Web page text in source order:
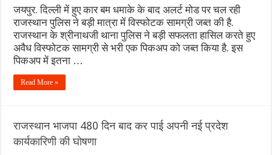
जयपुर. दिल्ली में हुए कार बम धमाके के बाद अलर्ट मोड पर चल रही
राजस्थान पुलिस ने बड़ी मात्रा में विस्फोटक सामग्री जब्त की है.
राजस्थान के श्रीनाथजी थाना पुलिस ने बड़ी सफलता हासिल करते हुए
अवैध विस्फोटक सामग्री से भरी एक पिकअप को जब्त किया है. इस
पिकअप में इतना …
Read More »
राजस्थान भाजपा 480 दिन बाद कर पाई अपनी नई प्रदेश
कार्यकारिणी की घोषणा